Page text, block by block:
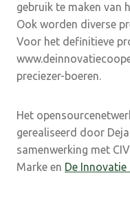
gebruik te maken van
Ook worden diverse
Voor het definitieve
preciezer-boeren.
Het
gerealiseerd door
samenwerking met
Marke en De